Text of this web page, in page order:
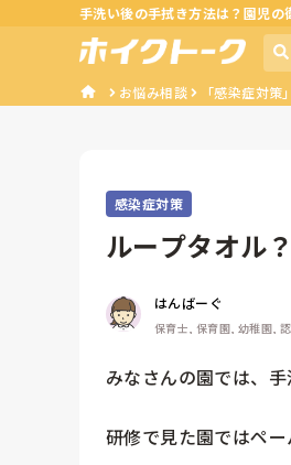
手洗い後の手拭き方法は？園児の
お悩み相談 「感染症対
感染症対策
ループタオル
はんばーぐ
保育士, 保育園, 幼稚園,
みなさんの園では、
研修で見た園ではペ